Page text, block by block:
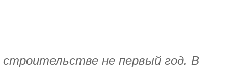
не первый год. В